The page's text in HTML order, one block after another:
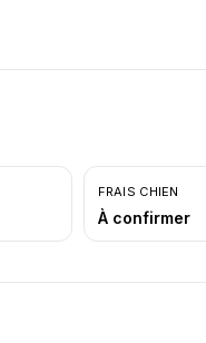
FRAIS CHIEN
À confirmer